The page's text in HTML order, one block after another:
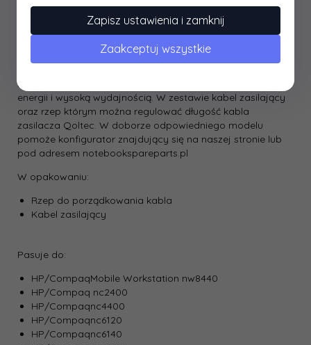
zasilacz sieciowy Qoltec do laptopów HP Compaq.
Idealnie sprawdzi się w domu oraz w pracy, jako zasilacz
główny lub zapasowy. Wyposażony w zaawansowane
technologie (zabezpieczenia) przeciwprzepięciowe,
bezpieczny w użytkowaniu. Cechuje się niskim zużyciem
energii i wysoką wydajnością. W zestawie kabel zasilający
oraz rzep którym można regulować długość kabla
zasilacza Qoltec. W doborze odpowiedniego modelu
pomoże konfigurator znajdujący się na naszej stronie lub
pod adresem notebookspareparts.pl
W opakowaniu:
Rzep do porządkowania kabla
Kabel zasilający
Pasuje do:
HP/CompaqMobile Workstation nw8440
HP/Compaq nc2400
HP/Compaqnc4400
HP/Compaqnc6120
HP/Compaqnc6140
Zapisz ustawienia i zamknij
Zaakceptuj wszystkie